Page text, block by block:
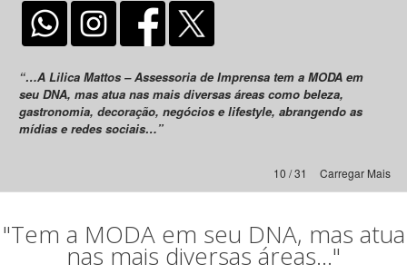
“…A Lilica Mattos – Assessoria de Imprensa tem a MODA em
seu DNA, mas atua nas mais diversas áreas como beleza,
gastronomia, decoração, negócios e lifestyle, abrangendo as
mídias e redes sociais…”
Carregar Mais
10 / 31
"Tem a MODA em seu DNA, mas atua
nas mais diversas áreas..."